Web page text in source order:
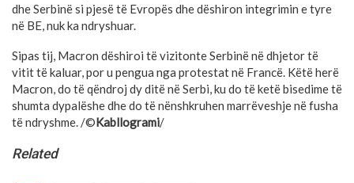
dhe Serbinë si pjesë të Evropës dhe dëshiron integrimin e tyre
në BE, nuk ka ndryshuar.
Sipas tij, Macron dëshiroi të vizitonte Serbinë në dhjetor të
vitit të kaluar, por u pengua nga protestat në Francë. Këtë herë
Macron, do të qëndroj dy ditë në Serbi, ku do të ketë bisedime të
shumta dypalëshe dhe do të nënshkruhen marrëveshje në fusha
të ndryshme. /©Kabllogrami/
Related